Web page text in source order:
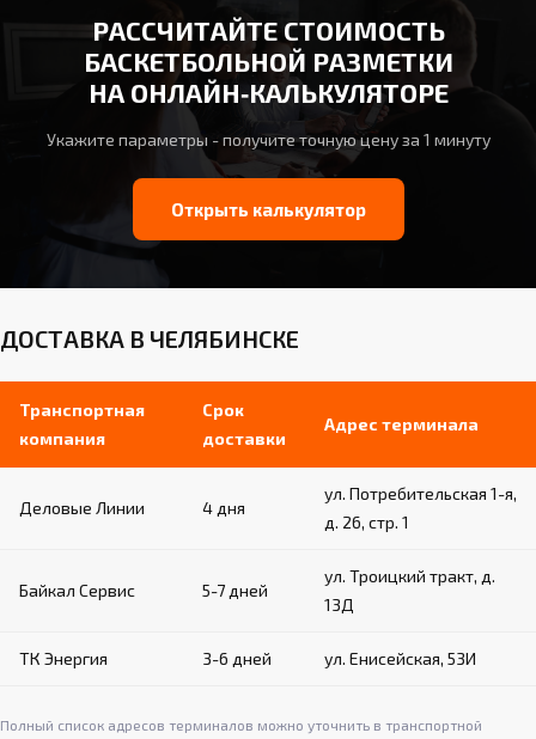
РАССЧИТАЙТЕ СТОИМОСТЬ
БАСКЕТБОЛЬНОЙ РАЗМЕТКИ
НА ОНЛАЙН‑КАЛЬКУЛЯТОРЕ
Укажите параметры - получите точную цену за 1 минуту
Открыть калькулятор
ДОСТАВКА В ЧЕЛЯБИНСКЕ
Транспортная
компания
Срок
доставки
Адрес терминала
Деловые Линии 4 дня
ул. Потребительская 1-я,
д. 26, стр. 1
Байкал Сервис 5-7 дней
ул. Троицкий тракт, д.
13Д
ТК Энергия 3-6 дней ул. Енисейская, 53И
Полный список адресов терминалов можно уточнить в транспортной